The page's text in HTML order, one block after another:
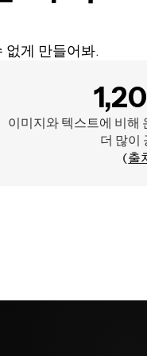
없게 만들어봐.
이미지와 텍스트에 비해
더 많이
(출